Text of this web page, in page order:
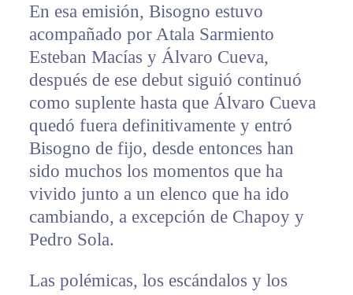
En esa emisión, Bisogno estuvo
acompañado por Atala Sarmiento
Esteban Macías y Álvaro Cueva,
después de ese debut siguió continuó
como suplente hasta que Álvaro Cueva
quedó fuera definitivamente y entró
Bisogno de fijo, desde entonces han
sido muchos los momentos que ha
vivido junto a un elenco que ha ido
cambiando, a excepción de Chapoy y
Pedro Sola.
Las polémicas, los escándalos y los